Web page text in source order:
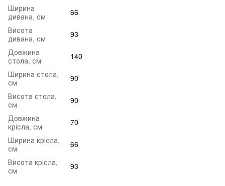
Ширина
дивана, см
66
Висота
дивана, см
93
Довжина
стола, см
140
Ширина стола,
см
90
Висота стола,
см
90
Довжина
крісла, см
70
Ширина крісла,
см
66
Висота крісла,
см
93